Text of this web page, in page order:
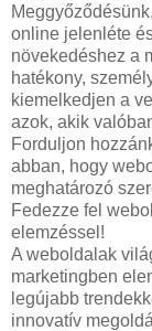
online jelenléte
növekedéshez a
hatékony,
kiemelkedjen a
azok, akik
Forduljon
abban, hogy
meghatározó
Fedezze fel
elemzéssel!
A weboldalak
marketingben
legújabb
innovatív